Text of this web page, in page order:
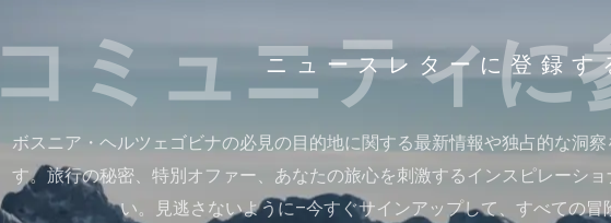
ニュースレターに登録す
コミュニティに
ボスニア・ヘルツェゴビナの必見の目的地に関する最新情報や独占的な洞
す。旅行の秘密、特別オファー、あなたの旅心を刺激するインスピレーシ
い。見逃さないように–今すぐサインアップして、すべての